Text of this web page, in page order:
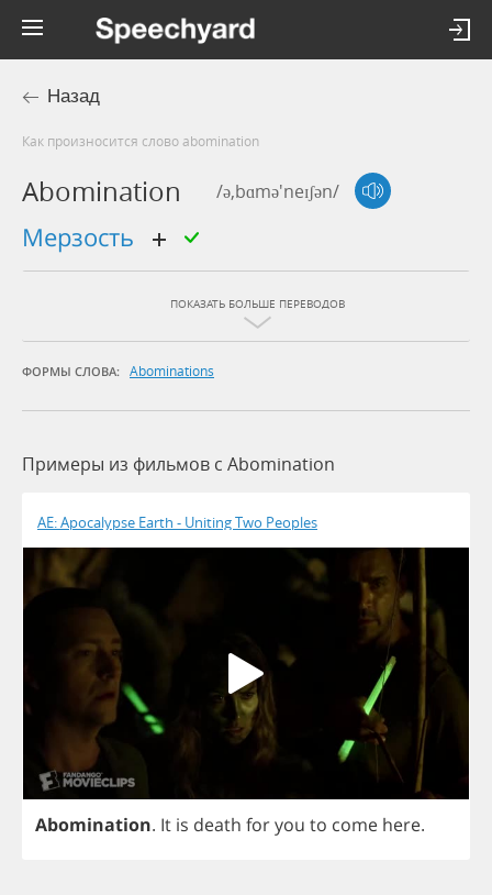
Назад
Как произносится слово abomination
Abomination /ə,bɑmə'neɪʃən/
мерзость
ПОКАЗАТЬ БОЛЬШЕ ПЕРЕВОДОВ
ФОРМЫ СЛОВА: Abominations
Примеры из фильмов c Abomination
AE: Apocalypse Earth - Uniting Two Peoples
Abomination. It is death foryou to come here.